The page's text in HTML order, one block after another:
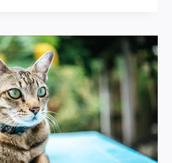
VEŽU
ZA
SVOJE
LJUBIMCE?